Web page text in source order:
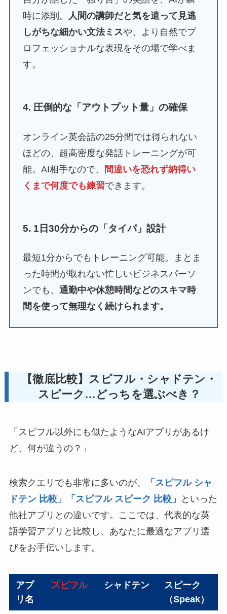
時に添削。
人間の講師だと気を遣って見逃
しがちな細かい文法ミスや、より自然でプ
ロフェッショナルな表現をその場で学べま
す。
4. 圧倒的な「アウトプット量」の確保
オンライン英会話の25分間では得られない
ほどの、超高密度な発話トレーニングが可
能。AI相手なので、
間違いを恐れず納得い
くまで何度でも練習できます。
5. 1日30分からの「タイパ」設計
最短1分からでもトレーニング可能。まとま
った時間が取れない忙しいビジネスパーソ
ンでも、 通勤中や休憩時間などのスキマ時
間を使って無理なく続けられます。
【徹底比較】スピフル・シャドテン・
スピーク…どっちを選ぶべき？
「スピフル以外にも似たようなAIアプリがあるけ
ど、何が違うの？」
検索クエリでも非常に多いのが、
「スピフル シャ
ドテン 比較」
「スピフル スピーク 比較」
といった
他社アプリとの違いです。ここでは、代表的な英
語学習アプリと比較し、あなたに最適なアプリ選
びをお手伝いします。
アプ
リ名
スピフル シャドテン
スピーク
（Speak）